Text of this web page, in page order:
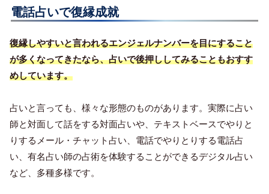
電話占いで復縁成就
復縁しやすいと言われるエンジェルナンバーを目にすること
が多くなってきたなら、占いで後押ししてみることもおすす
めしています。
占いと言っても、様々な形態のものがあります。実際に占い
師と対面して話をする対面占いや、テキストベースでやりと
りするメール・チャット占い、電話でやりとりする電話占
い、有名占い師の占術を体験することができるデジタル占い
など、多種多様です。